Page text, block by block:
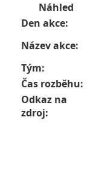
Náhled
Den akce:
Název akce:
Tým:
Čas rozběhu:
Odkaz na
zdroj: